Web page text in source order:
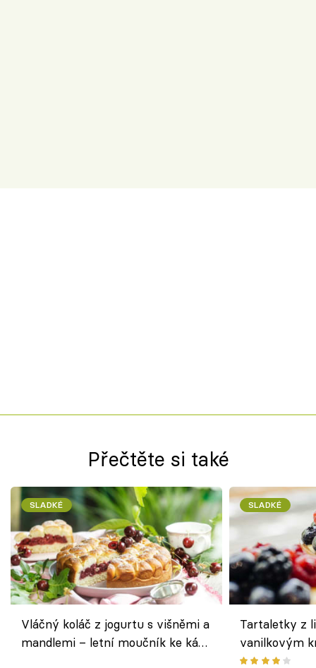
Přečtěte si také
SLADKÉ
Vláčný koláč z jogurtu s višněmi a
mandlemi – letní moučník ke kávě
SLADKÉ
Tartaletky z
vanilkovým
ovocem